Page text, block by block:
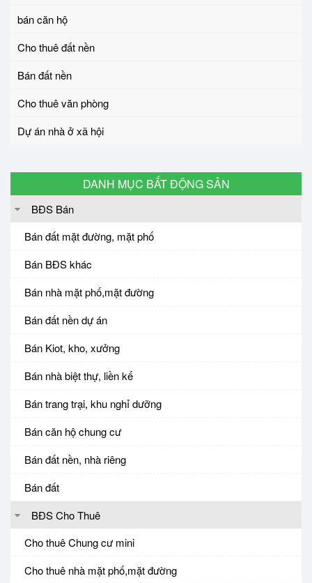
bán căn hộ
Cho thuê đất nền
Bán đất nền
Cho thuê văn phòng
Dự án nhà ở xã hội
DANH MỤC BẤT ĐỘNG SẢN
BĐS Bán
Bán đất mặt đường, mặt phố
Bán BĐS khác
Bán nhà mặt phố,mặt đường
Bán đất nền dự án
Bán Kiot, kho, xưởng
Bán nhà biệt thự, liền kế
Bán trang trại, khu nghỉ dưỡng
Bán căn hộ chung cư
Bán đất nền, nhà riêng
Bán đất
BĐS Cho Thuê
Cho thuê Chung cư mini
Cho thuê nhà mặt phố,mặt đường